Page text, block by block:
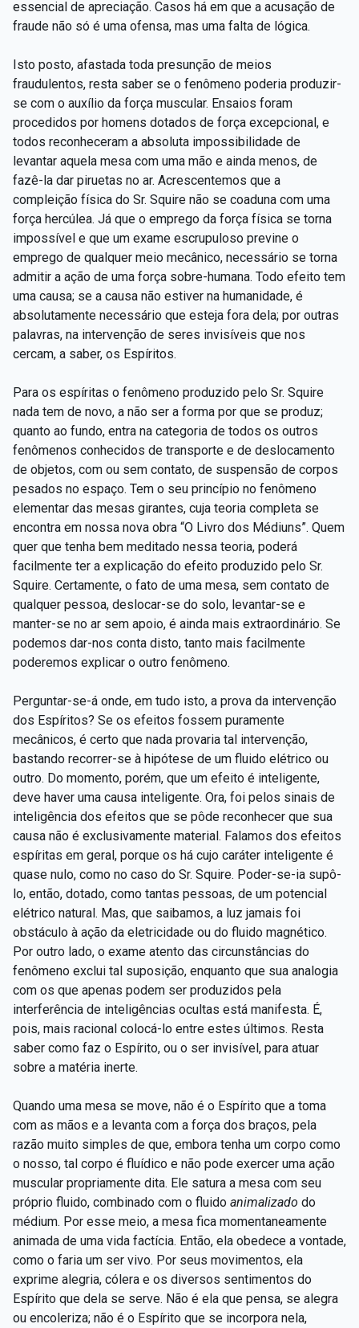
essencial de apreciação. Casos há em que a acusação de
fraude não só é uma ofensa, mas uma falta de lógica.
Isto posto, afastada toda presunção de meios
fraudulentos, resta saber se o fenômeno poderia produzir-
se com o auxílio da força muscular. Ensaios foram
procedidos por homens dotados de força excepcional, e
todos reconheceram a absoluta impossibilidade de
levantar aquela mesa com uma mão e ainda menos, de
fazê-la dar piruetas no ar. Acrescentemos que a
compleição física do Sr. Squire não se coaduna com uma
força hercúlea. Já que o emprego da força física se torna
impossível e que um exame escrupuloso previne o
emprego de qualquer meio mecânico, necessário se torna
admitir a ação de uma força sobre-humana. Todo efeito tem
uma causa; se a causa não estiver na humanidade, é
absolutamente necessário que esteja fora dela; por outras
palavras, na intervenção de seres invisíveis que nos
cercam, a saber, os Espíritos.
Para os espíritas o fenômeno produzido pelo Sr. Squire
nada tem de novo, a não ser a forma por que se produz;
quanto ao fundo, entra na categoria de todos os outros
fenômenos conhecidos de transporte e de deslocamento
de objetos, com ou sem contato, de suspensão de corpos
pesados no espaço. Tem o seu princípio no fenômeno
elementar das mesas girantes, cuja teoria completa se
encontra em nossa nova obra “O Livro dos Médiuns”. Quem
quer que tenha bem meditado nessa teoria, poderá
facilmente ter a explicação do efeito produzido pelo Sr.
Squire. Certamente, o fato de uma mesa, sem contato de
qualquer pessoa, deslocar-se do solo, levantar-se e
manter-se no ar sem apoio, é ainda mais extraordinário. Se
podemos dar-nos conta disto, tanto mais facilmente
poderemos explicar o outro fenômeno.
Perguntar-se-á onde, em tudo isto, a prova da intervenção
dos Espíritos? Se os efeitos fossem puramente
mecânicos, é certo que nada provaria tal intervenção,
bastando recorrer-se à hipótese de um fluido elétrico ou
outro. Do momento, porém, que um efeito é inteligente,
deve haver uma causa inteligente. Ora, foi pelos sinais de
inteligência dos efeitos que se pôde reconhecer que sua
causa não é exclusivamente material. Falamos dos efeitos
espíritas em geral, porque os há cujo caráter inteligente é
quase nulo, como no caso do Sr. Squire. Poder-se-ia supô-
lo, então, dotado, como tantas pessoas, de um potencial
elétrico natural. Mas, que saibamos, a luz jamais foi
obstáculo à ação da eletricidade ou do fluido magnético.
Por outro lado, o exame atento das circunstâncias do
fenômeno exclui tal suposição, enquanto que sua analogia
com os que apenas podem ser produzidos pela
interferência de inteligências ocultas está manifesta. É,
pois, mais racional colocá-lo entre estes últimos. Resta
saber como faz o Espírito, ou o ser invisível, para atuar
sobre a matéria inerte.
Quando uma mesa se move, não é o Espírito que a toma
com as mãos e a levanta com a força dos braços, pela
razão muito simples de que, embora tenha um corpo como
o nosso, tal corpo é fluídico e não pode exercer uma ação
muscular propriamente dita. Ele satura a mesa com seu
próprio fluido, combinado com o fluido animalizado do
médium. Por esse meio, a mesa fica momentaneamente
animada de uma vida factícia. Então, ela obedece a vontade,
como o faria um ser vivo. Por seus movimentos, ela
exprime alegria, cólera e os diversos sentimentos do
Espírito que dela se serve. Não é ela que pensa, se alegra
ou encoleriza; não é o Espírito que se incorpora nela,